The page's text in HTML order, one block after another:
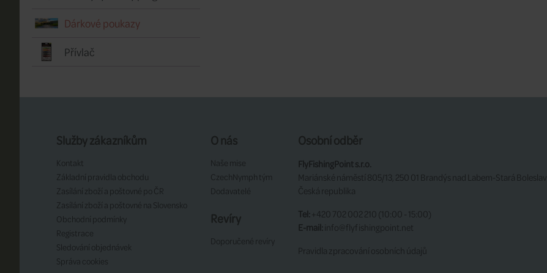
Dárkové poukazy
Přívlač
Služby zákazníkům
Kontakt
Základní pravidla obchodu
Zasílání zboží a poštovné po ČR
Zasílání zboží a poštovné na Slovensko
Obchodní podmínky
Registrace
Sledování objednávek
Správa cookies
O nás
Naše mise
CzechNymph tým
Dodavatelé
Revíry
Doporučené revíry
Osobní odběr
FlyFishingPoint s.r.o.
Mariánské náměstí 805/13, 250 01 Brandýs nad Labem-Stará Boleslav
Česká republika
Tel: +420 702 002 210 (10:00 - 15:00)
E-mail:info@flyfishingpoint.net
Pravidla zpracování osobních údajů